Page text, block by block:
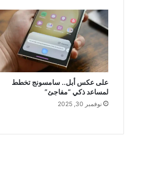
على عكس أبل.. سامسونج تخطط
لمساعد ذكي “مفاجئ”
نوفمبر 30, 2025